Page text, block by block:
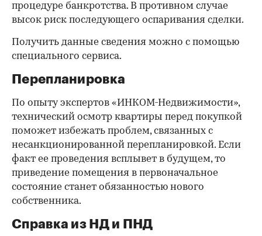
процедуре банкротства. В противном случае
высок риск последующего оспаривания сделки.
Получить данные сведения можно с помощью
специального сервиса.
Перепланировка
По опыту экспертов «ИНКОМ-Недвижимости»,
технический осмотр квартиры перед покупкой
поможет избежать проблем, связанных с
несанкционированной перепланировкой. Если
факт ее проведения всплывет в будущем, то
приведение помещения в первоначальное
состояние станет обязанностью нового
собственника.
Справка из НД и ПНД